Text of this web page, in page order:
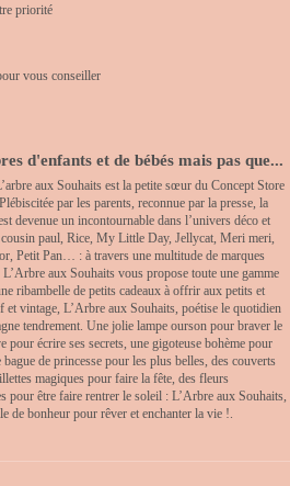
priorité
vous conseiller
d'enfants et de bébés mais pas que...
aux Souhaits est la petite sœur du Concept Store
par les parents, reconnue par la presse, la
devenue un incontournable dans l’univers déco et
paul, Rice, My Little Day, Jellycat, Meri meri,
Petit Pan… : à travers une multitude de marques
aux Souhaits vous propose toute une gamme
ribambelle de petits cadeaux à offrir aux petits et
et vintage, L’Arbre aux Souhaits, poétise le quotidien
tendrement. Une jolie lampe ourson pour braver le
pour écrire ses secrets, une gigoteuse bohème pour
de princesse pour les plus belles, des couverts
magiques pour faire la fête, des fleurs
pour être faire rentrer le soleil : L’Arbre aux Souhaits,
de bonheur pour rêver et enchanter la vie !.